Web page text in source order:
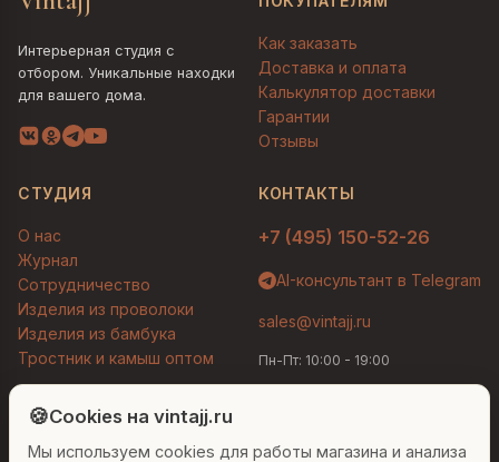
Интерьерная студия с
отбором. Уникальные находки
для вашего дома.
Как заказать
Доставка и оплата
Калькулятор доставки
Гарантии
Отзывы
СТУДИЯ
О нас
Журнал
Сотрудничество
Изделия из проволоки
Изделия из бамбука
Тростник и камыш оптом
КОНТАКТЫ
+7 (495) 150-52-26
AI-консультант в Telegram
sales@vintajj.ru
Пн-Пт: 10:00 - 19:00
© 2026 Vintajj. Все права защищены.
🍪Cookies на vintajj.ru
Мы используем cookies для работы магазина и анализа
Людмила
Привет! Я Людмила, ваш персональный